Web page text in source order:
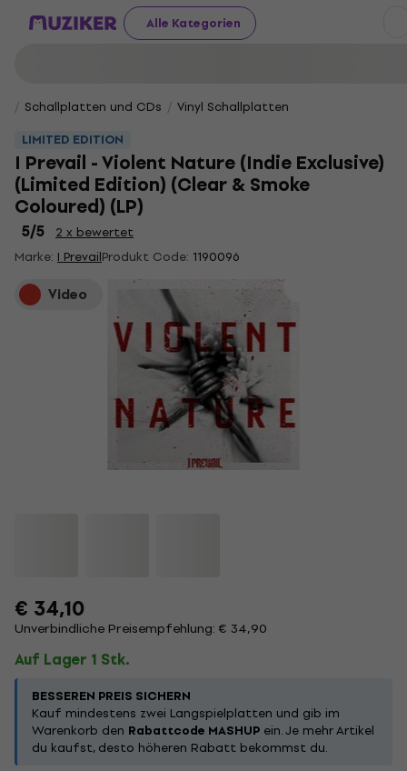
Alle Kategorien
Schallplatten und CDs
Vinyl Schallplatten
LIMITED EDITION
I Prevail - Violent Nature (Indie Exclusive)
(Limited Edition) (Clear & Smoke
Coloured) (LP)
5/5
2 x bewertet
Marke: I PrevailProdukt Code: 1190096
Video
€ 34,10
Unverbindliche Preisempfehlung: € 34,90
Auf Lager 1 Stk.
BESSEREN PREIS SICHERN
Kauf mindestens zwei Langspielplatten und gib im
Warenkorb den Rabattcode MASHUP ein. Je mehr Artikel
du kaufst, desto höheren Rabatt bekommst du.